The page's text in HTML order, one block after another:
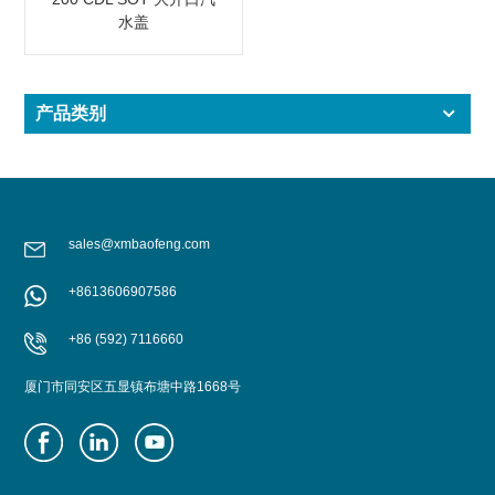
水盖
产品类别
sales@xmbaofeng.com
+8613606907586
+86 (592) 7116660
厦门市同安区五显镇布塘中路1668号